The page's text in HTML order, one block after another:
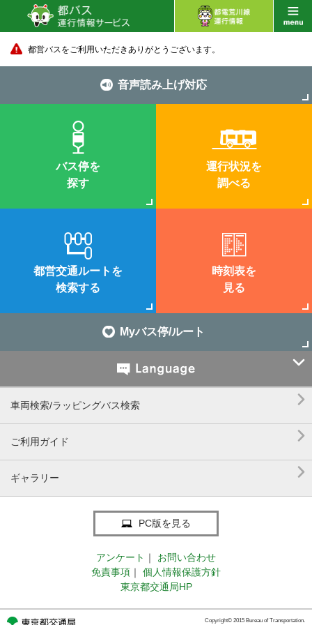
都営バスをご利用いただきありがとうございます。
音声読み上げ対応
バス停を
探す
運行状況を
調べる
都営交通ルートを
検索する
時刻表を
見る
Myバス停/ルート

車両検索/ラッピングバス検索 
ご利用ガイド 
ギャラリー 
PC版を見る
アンケート ｜
お問い合わせ
免責事項 ｜
個人情報保護方針
東京都交通局HP
Copyright© 2015 Bureau of Transportation.